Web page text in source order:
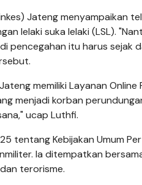
Jateng menyampaikan
lelaki suka lelaki (LSL).
pencegahan itu harus sejak
memiliki Layanan
menjadi korban
ucap Luthfi.
tentang Kebijakan Umum
Ia ditempatkan
terorisme.